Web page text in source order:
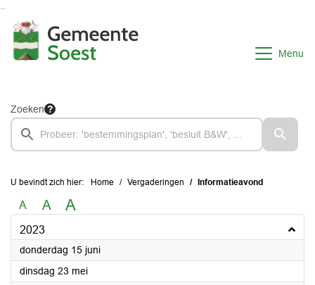
Menu
Zoeken
U bevindt zich hier: Home Vergaderingen Informatieavond
A A A
2023
donderdag 15 juni2023
dinsdag 23 mei2023